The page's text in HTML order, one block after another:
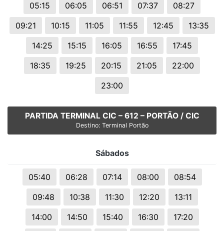
05:15 06:05 06:51 07:37
08:27
09:21
10:15 11:05 11:55 12:45
13:35
14:25
15:15 16:05 16:55
17:45
18:35
19:25 20:15 21:05
22:00
23:00
PARTIDA TERMINAL CIC – 612 – PORTÃO / CIC
Destino: Terminal Portão
Sábados
05:40 06:28 07:14 08:00
08:54
09:48
10:38 11:30 12:20
13:11
14:00
14:50 15:40 16:30
17:20